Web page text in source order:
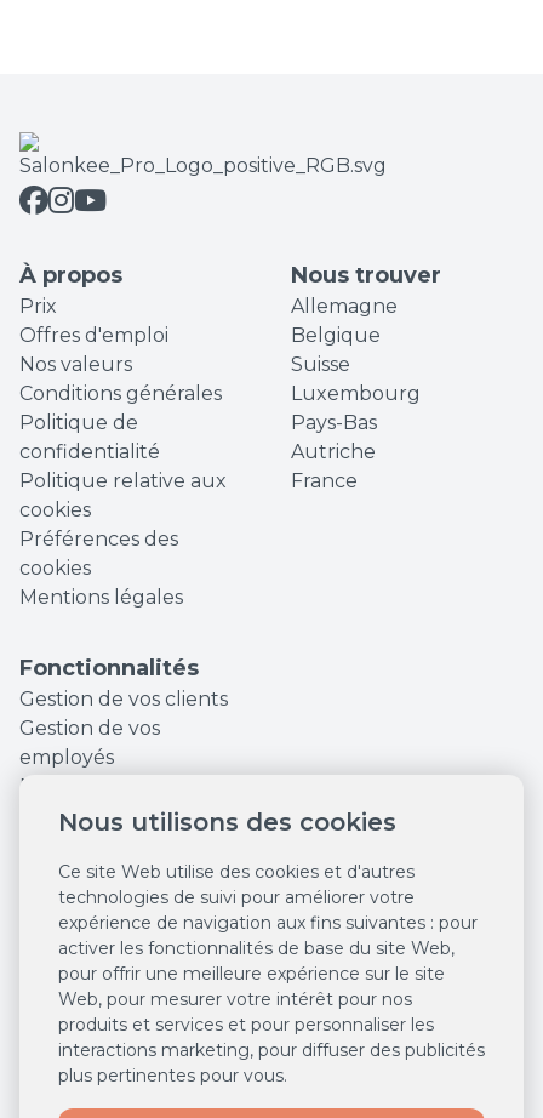
Nous utilisons des cookies
Ce site Web utilise des cookies et d'autres
technologies de suivi pour améliorer votre
expérience de navigation aux fins suivantes : pour
activer les fonctionnalités de base du site Web,
pour offrir une meilleure expérience sur le site
Web, pour mesurer votre intérêt pour nos
produits et services et pour personnaliser les
interactions marketing, pour diffuser des publicités
plus pertinentes pour vous.
À propos
Prix
Offres d'emploi
Nos valeurs
Conditions générales
Politique de
confidentialité
Politique relative aux
cookies
Préférences des
cookies
Mentions légales
Nous trouver
Allemagne
Belgique
Suisse
Luxembourg
Pays-Bas
Autriche
France
Fonctionnalités
Gestion de vos clients
Gestion de vos
employés
Finances et Statistiques
Augmentez votre
Outils marketing
Réservations en ligne
24/7
Système de caisse
Des ventes en ligne
24/7
Agenda intelligent
Salonkee Payments
Gestion centralisée